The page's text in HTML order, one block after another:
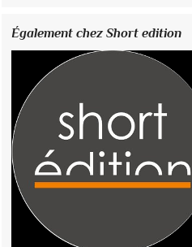
Également chez Short edition